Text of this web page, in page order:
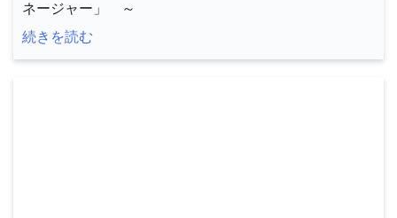
ネージャー」 ～
続きを読む